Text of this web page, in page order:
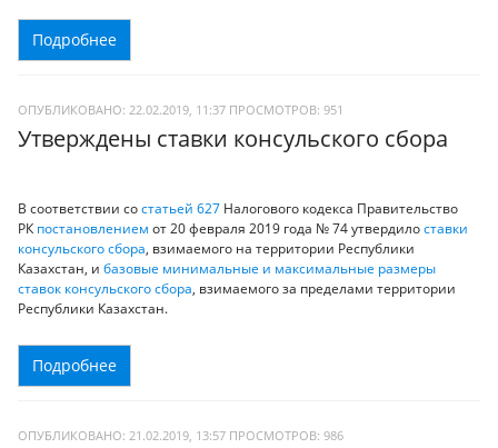
Подробнее
ОПУБЛИКОВАНО: 22.02.2019, 11:37 ПРОСМОТРОВ: 951
Утверждены ставки консульского сбора
В соответствии состатьей 627 Налогового кодекса Правительство
РК постановлением от 20 февраля 2019 года № 74 утвердилоставки
консульского сбора, взимаемого на территории Республики
Казахстан, и базовые минимальные и максимальные размеры
ставок консульского сбора, взимаемого за пределами территории
Республики Казахстан.
Подробнее
ОПУБЛИКОВАНО: 21.02.2019, 13:57 ПРОСМОТРОВ: 986